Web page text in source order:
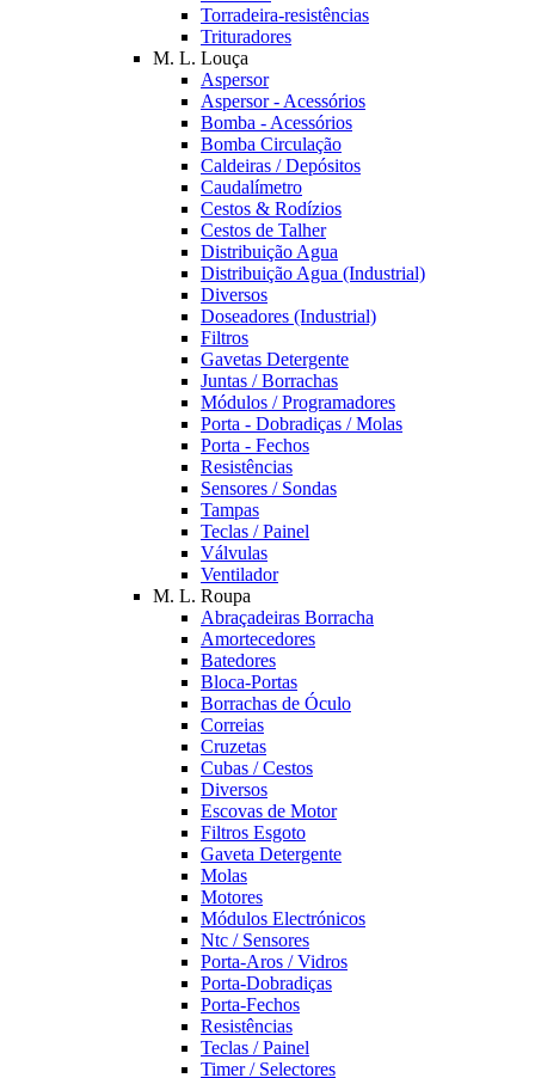
Torradeira-resistências
Trituradores
M. L. Louça
Aspersor
Aspersor - Acessórios
Bomba - Acessórios
Bomba Circulação
Caldeiras / Depósitos
Caudalímetro
Cestos & Rodízios
Cestos de Talher
Distribuição Agua
Distribuição Agua (Industrial)
Diversos
Doseadores (Industrial)
Filtros
Gavetas Detergente
Juntas / Borrachas
Módulos / Programadores
Porta - Dobradiças / Molas
Porta - Fechos
Resistências
Sensores / Sondas
Tampas
Teclas / Painel
Válvulas
Ventilador
M. L. Roupa
Abraçadeiras Borracha
Amortecedores
Batedores
Bloca-Portas
Borrachas de Óculo
Correias
Cruzetas
Cubas / Cestos
Diversos
Escovas de Motor
Filtros Esgoto
Gaveta Detergente
Molas
Motores
Módulos Electrónicos
Ntc / Sensores
Porta-Aros / Vidros
Porta-Dobradiças
Porta-Fechos
Resistências
Teclas / Painel
Timer / Selectores